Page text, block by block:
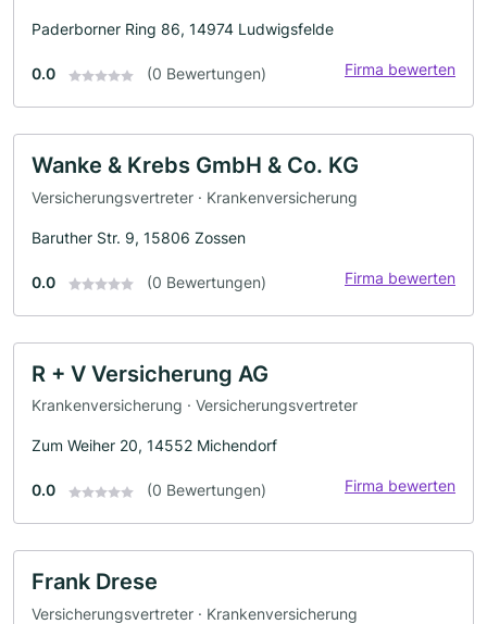
Paderborner Ring 86, 14974 Ludwigsfelde
0.0 (0 Bewertungen) Firma bewerten
Wanke & Krebs GmbH & Co. KG
Versicherungsvertreter · Krankenversicherung
Baruther Str. 9, 15806 Zossen
0.0 (0 Bewertungen) Firma bewerten
R + V Versicherung AG
Krankenversicherung · Versicherungsvertreter
Zum Weiher 20, 14552 Michendorf
0.0 (0 Bewertungen) Firma bewerten
Frank Drese
Versicherungsvertreter · Krankenversicherung